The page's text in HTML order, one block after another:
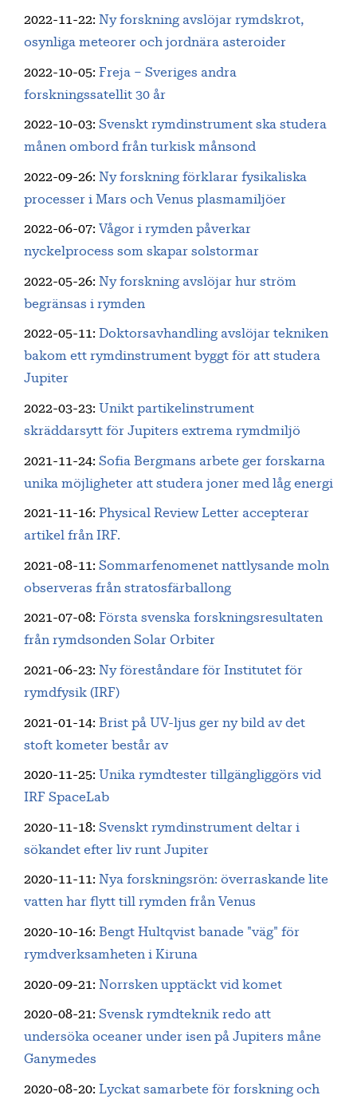
2022-11-22: Ny forskning avslöjar rymdskrot,
osynliga meteorer och jordnära asteroider
2022-10-05: Freja – Sveriges andra
forskningssatellit 30 år
2022-10-03: Svenskt rymdinstrument ska studera
månen ombord från turkisk månsond
2022-09-26: Ny forskning förklarar fysikaliska
processer i Mars och Venus plasmamiljöer
2022-06-07: Vågor i rymden påverkar
nyckelprocess som skapar solstormar
2022-05-26: Ny forskning avslöjar hur ström
begränsas i rymden
2022-05-11: Doktorsavhandling avslöjar tekniken
bakom ett rymdinstrument byggt för att studera
Jupiter
2022-03-23: Unikt partikelinstrument
skräddarsytt för Jupiters extrema rymdmiljö
2021-11-24: Sofia Bergmans arbete ger forskarna
unika möjligheter att studera joner med låg energi
2021-11-16: Physical Review Letter accepterar
artikel från IRF.
2021-08-11 : Sommarfenomenet nattlysande moln
observeras från stratosfärballong
2021-07-08: Första svenska forskningsresultaten
från rymdsonden Solar Orbiter
2021-06-23: Ny föreståndare för Institutet för
rymdfysik (IRF)
2021-01-14: Brist på UV-ljus ger ny bild av det
stoft kometer består av
2020-11-25: Unika rymdtester tillgängliggörs vid
IRF SpaceLab
2020-11-18: Svenskt rymdinstrument deltar i
sökandet efter liv runt Jupiter
2020-11-11: Nya forskningsrön: överraskande lite
vatten har flytt till rymden från Venus
2020-10-16: Bengt Hultqvist banade "väg" för
rymdverksamheten i Kiruna
2020-09-21 : Norrsken upptäckt vid komet
2020-08-21: Svensk rymdteknik redo att
undersöka oceaner under isen på Jupiters måne
Ganymedes
2020-08-20: Lyckat samarbete för forskning och